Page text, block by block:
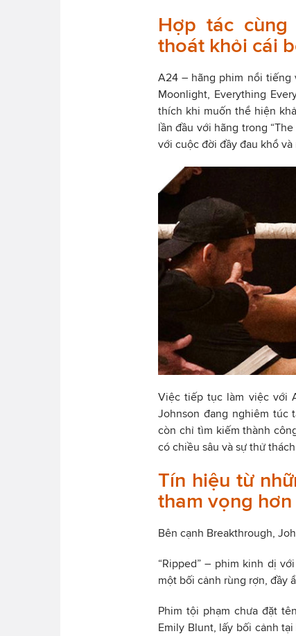
Hợp tác
thoát khỏi cái
A24 – hãng phim nổi tiếng
Moonlight, Everything
thích khi muốn thể hiện
lần đầu với hãng trong
với cuộc đời đầy đau khổ và
Việc tiếp tục làm việc với
Johnson đang nghiêm túc
còn chỉ tìm kiếm thành
có chiều sâu và sự thử
Tín hiệu từ
tham vọng
Bên cạnh Breakthrough,
“Ripped” – phim kinh dị
một bối cảnh rùng rợn, đầy
Phim tội phạm chưa đặt
Emily Blunt, lấy bối cảnh